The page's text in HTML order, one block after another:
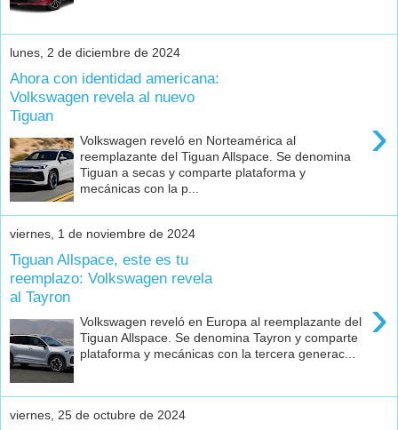
lunes, 2 de diciembre de 2024
Ahora con identidad americana:
Volkswagen revela al nuevo
Tiguan
›
Volkswagen reveló en Norteamérica al
reemplazante del Tiguan Allspace. Se denomina
Tiguan a secas y comparte plataforma y
mecánicas con la p...
viernes, 1 de noviembre de 2024
Tiguan Allspace, este es tu
reemplazo: Volkswagen revela
al Tayron
›
Volkswagen reveló en Europa al reemplazante del
Tiguan Allspace. Se denomina Tayron y comparte
plataforma y mecánicas con la tercera generac...
viernes, 25 de octubre de 2024